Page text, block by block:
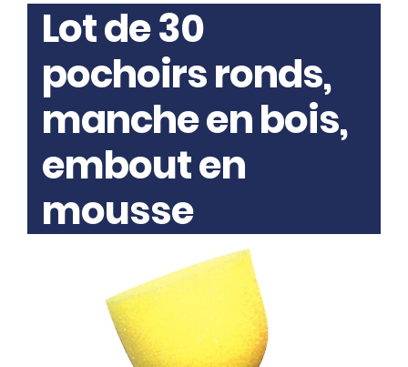
Lot de 30
pochoirs ronds,
manche en bois,
embout en
mousse